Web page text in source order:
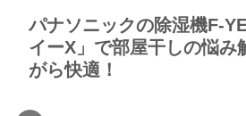
パナソニックの除湿機F-
イーX」で部屋干しの悩み
がら快適！